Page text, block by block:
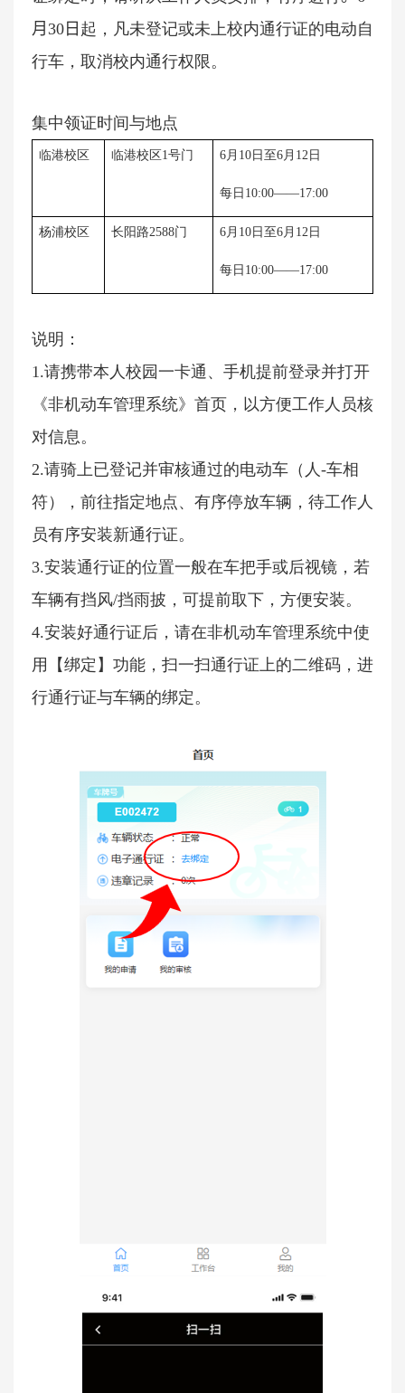
月 30 日 起，凡未登记或未上校内通行证的电动自
行车，取消校内通行权限。
集中领证时间与地点
临港校区 临港校区 1号门 6月10日至6月12日
每日 10:00——17:00
杨浦校区 长阳路2588门 6月10日至6月12日
每日 10:00——17:00
说明：
1.请携带本人校园一卡通、手机提前登录并打开
《非机动车管理系统》首页，以方便工作人员核
对信息。
2.请骑上已登记并审核通过的电动车（人-车相
符），前往指定地点、有序停放车辆，待工作人
员有序安装新通行证。
3.安装通行证的位置一般在车把手或后视镜，若
车辆有挡风/挡雨披，可提前取下，方便安装。
4.安装好通行证后，请在非机动车管理系统中使
用【绑定】功能，扫一扫通行证上的二维码，进
行通行证与车辆的绑定。